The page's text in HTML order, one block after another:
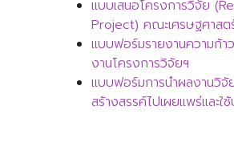
แบบเสนอโครงการวิจัย
Project) คณะเศรษฐศาสต
แบบฟอร์มรายงานความก้า
งานโครงการวิจัยฯ
แบบฟอร์มการนำผลงานวิจั
สร้างสรรค์ไปเผยแพร่และใ